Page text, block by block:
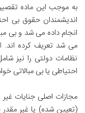
به موجب این ماده
اندیشمندان حقوق بی
انجام داده می شد و بی
می شد تعریف کرده اند.
نظامات دولتی را نیز
احتیاطی یا بی مبالاتی
مجازات اصلی جنایات
(تعیین شده) یا غیر